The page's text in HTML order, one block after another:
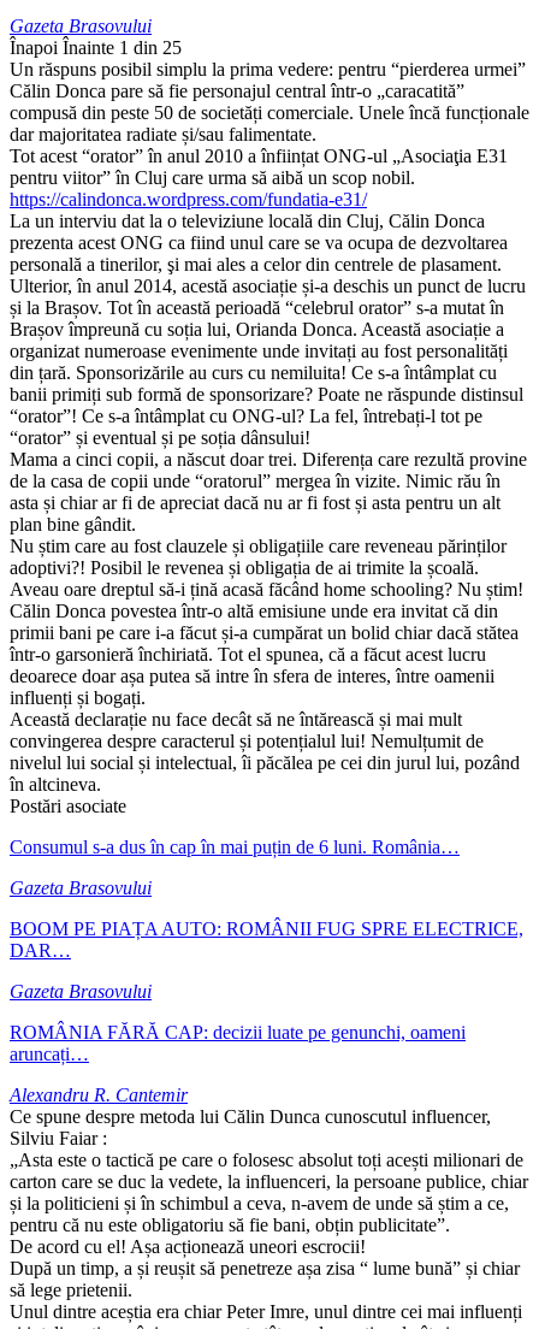
Gazeta Brasovului
Înapoi Înainte 1 din 25
Un răspuns posibil simplu la prima vedere: pentru “pierderea urmei”
Călin Donca pare să fie personajul central într-o „caracatită”
compusă din peste 50 de societăți comerciale. Unele încă funcționale
dar majoritatea radiate și/sau falimentate.
Tot acest “orator” în anul 2010 a înființat ONG-ul „Asociaţia E31
pentru viitor” în Cluj care urma să aibă un scop nobil.
https://calindonca.wordpress.com/fundatia-e31/
La un interviu dat la o televiziune locală din Cluj, Călin Donca
prezenta acest ONG ca fiind unul care se va ocupa de dezvoltarea
personală a tinerilor, şi mai ales a celor din centrele de plasament.
Ulterior, în anul 2014, acestă asociație și-a deschis un punct de lucru
și la Brașov. Tot în această perioadă “celebrul orator” s-a mutat în
Brașov împreună cu soția lui, Orianda Donca. Această asociație a
organizat numeroase evenimente unde invitați au fost personalități
din țară. Sponsorizările au curs cu nemiluita! Ce s-a întâmplat cu
banii primiți sub formă de sponsorizare? Poate ne răspunde distinsul
“orator”! Ce s-a întâmplat cu ONG-ul? La fel, întrebați-l tot pe
“orator” și eventual și pe soția dânsului!
Mama a cinci copii, a născut doar trei. Diferența care rezultă provine
de la casa de copii unde “oratorul” mergea în vizite. Nimic rău în
asta și chiar ar fi de apreciat dacă nu ar fi fost și asta pentru un alt
plan bine gândit.
Nu știm care au fost clauzele și obligațiile care reveneau părinților
adoptivi?! Posibil le revenea și obligația de ai trimite la școală.
Aveau oare dreptul să-i țină acasă făcând home schooling? Nu știm!
Călin Donca povestea într-o altă emisiune unde era invitat că din
primii bani pe care i-a făcut și-a cumpărat un bolid chiar dacă stătea
într-o garsonieră închiriată. Tot el spunea, că a făcut acest lucru
deoarece doar așa putea să intre în sfera de interes, între oamenii
influenți și bogați.
Această declarație nu face decât să ne întărească și mai mult
convingerea despre caracterul și potențialul lui! Nemulțumit de
nivelul lui social și intelectual, îi păcălea pe cei din jurul lui, pozând
în altcineva.
Postări asociate
Consumul s-a dus în cap în mai puțin de 6 luni. România…
Gazeta Brasovului
BOOM PE PIAȚA AUTO: ROMÂNII FUG SPRE ELECTRICE,
DAR…
Gazeta Brasovului
ROMÂNIA FĂRĂ CAP: decizii luate pe genunchi, oameni
aruncați…
Alexandru R. Cantemir
Ce spune despre metoda lui Călin Dunca cunoscutul influencer,
Silviu Faiar :
„Asta este o tactică pe care o folosesc absolut toți acești milionari de
carton care se duc la vedete, la influenceri, la persoane publice, chiar
și la politicieni și în schimbul a ceva, n-avem de unde să știm a ce,
pentru că nu este obligatoriu să fie bani, obțin publicitate”.
De acord cu el! Așa acționează uneori escrocii!
După un timp, a și reușit să penetreze așa zisa “ lume bună” și chiar
să lege prietenii.
Unul dintre aceștia era chiar Peter Imre, unul dintre cei mai influenți